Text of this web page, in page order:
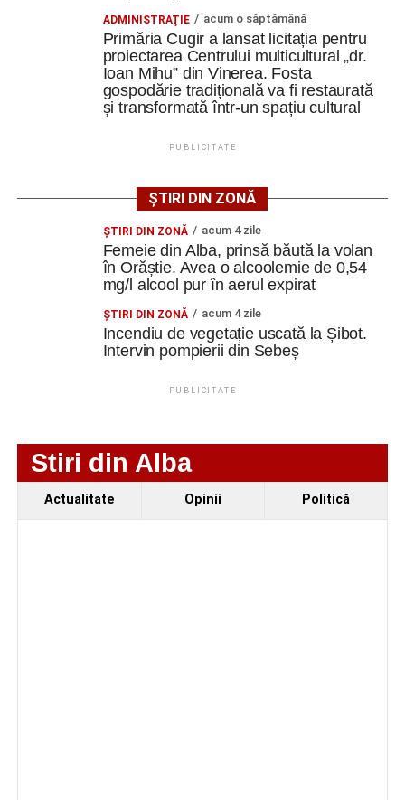
ADMINISTRAŢIE acum o săptămână
Primăria Cugir a lansat licitația pentru
proiectarea Centrului multicultural „dr.
Ioan Mihu” din Vinerea. Fosta
gospodărie tradițională va fi restaurată
și transformată într-un spațiu cultural
PUBLICITATE
ȘTIRI DIN ZONĂ
ŞTIRI DIN ZONĂ acum 4 zile
Femeie din Alba, prinsă băută la volan
în Orăștie. Avea o alcoolemie de 0,54
mg/l alcool pur în aerul expirat
ŞTIRI DIN ZONĂ acum 4 zile
Incendiu de vegetație uscată la Șibot.
Intervin pompierii din Sebeș
PUBLICITATE
Stiri din Alba
Actualitate Opinii Politică